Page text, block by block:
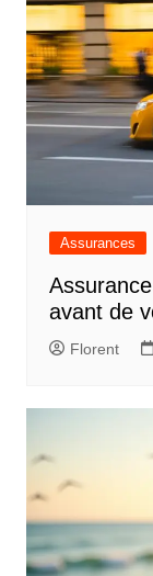
Assurances
avant de
Florent